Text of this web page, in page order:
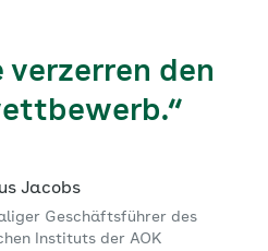
den
Jacobs
Geschäftsführer des
Instituts der AOK